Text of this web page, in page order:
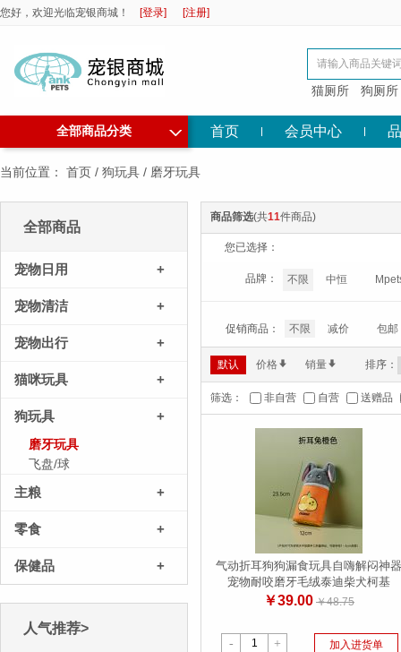
您好，欢迎光临宠银商城！ [登录] [注册]
猫厕所 狗厕所
全部商品分类 ◇ 首页 会员中心
当前位置： 首页 / 狗玩具 / 磨牙玩具
全部商品
宠物日用 +
宠物清洁 +
宠物出行 +
猫咪玩具 +
狗玩具 +
磨牙玩具
飞盘/球
主粮 +
零食 +
保健品 +
人气推荐>
商品筛选(共11件商品)
您已选择：
品牌： 不限 中恒
促销商品： 不限 减价 包邮
默认 价格 * 销量* 排序：
筛选： 非自营 自营 送赠品
气动折耳狗狗漏食玩具自嗨解闷神器
宠物耐咬磨牙毛绒泰迪柴犬柯基
￥39.00 ￥48.75
- + 加入进货单